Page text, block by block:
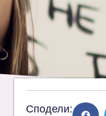
Сподели: